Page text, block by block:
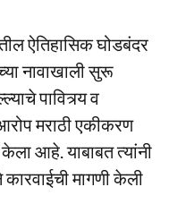
ऐतिहासिक घोडबंदर
नावाखाली सुरू
पावित्र्य व
मराठी एकीकरण
आहे. याबाबत त्यांनी
मागणी केली